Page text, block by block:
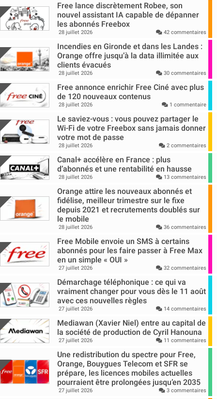
Free lance discrètement Robee, son
nouvel assistant IA capable de dépanner
les abonnés Freebox
28 juillet 2026 42 commentaires
Incendies en Gironde et dans les Landes :
Orange offre jusqu’à la data illimitée aux
clients évacués
28 juillet 2026 30 commentaires
Free annonce enrichir Free Ciné avec plus
de 120 nouveaux contenus
28 juillet 2026 1 commentaire
Le saviez-vous : vous pouvez partager le
Wi-Fi de votre Freebox sans jamais donner
votre mot de passe
28 juillet 2026 2 commentaires
Canal+ accélère en France : plus
d’abonnés et une rentabilité en hausse
28 juillet 2026 13 commentaires
Orange attire les nouveaux abonnés et
fidélise, meilleur trimestre sur le fixe
depuis 2021 et recrutements doublés sur
le mobile
28 juillet 2026 36 commentaires
Free Mobile envoie un SMS à certains
abonnés pour les faire passer à Free Max
en un simple « OUI »
27 juillet 2026 32 commentaires
Démarchage téléphonique : ce qui va
vraiment changer pour vous dès le 11 août
avec ces nouvelles règles
27 juillet 2026 14 commentaires
Mediawan (Xavier Niel) entre au capital de
la société de production de Cyril Hanouna
27 juillet 2026 11 commentaires
Une redistribution du spectre pour Free,
Orange, Bouygues Telecom et SFR se
prépare, les licences mobiles actuelles
pourraient être prolongées jusqu’en 2035
27 juillet 2026 3 commentaires